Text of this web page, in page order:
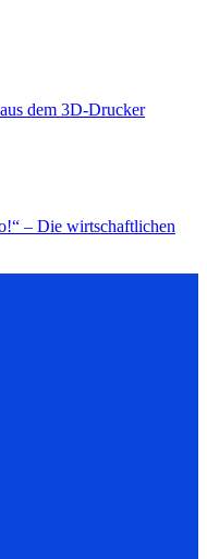
dem 3D-Drucker
– Die wirtschaftlichen